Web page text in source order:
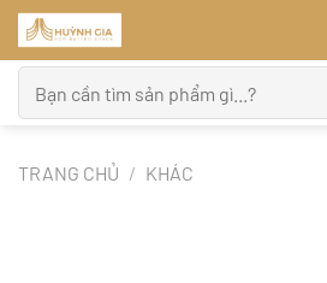
Bỏ
qua
nội
dung
kiếm:
TRANG CHỦ / KHÁC